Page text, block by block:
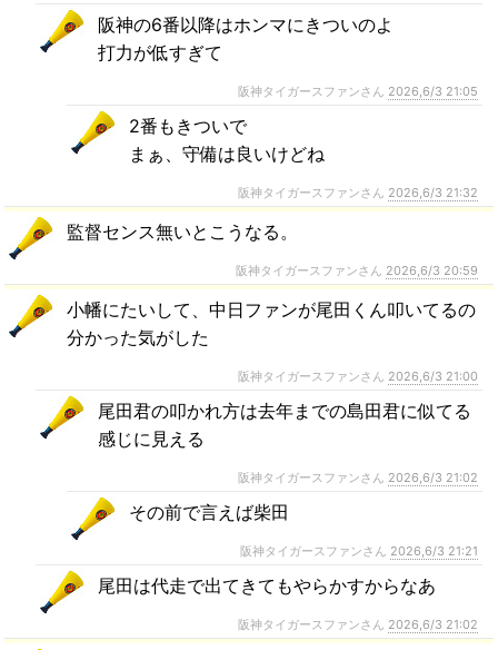
阪神の6番以降はホンマにきついのよ
打力が低すぎて
阪神タイガースファンさん 2026,6/3 21:05
2番もきついで
まぁ、守備は良いけどね
阪神タイガースファンさん 2026,6/3 21:32
監督センス無いとこうなる。
阪神タイガースファンさん 2026,6/3 20:59
小幡にたいして、中日ファンが尾田くん叩いてるの
分かった気がした
阪神タイガースファンさん 2026,6/3 21:00
尾田君の叩かれ方は去年までの島田君に似てる
感じに見える
阪神タイガースファンさん 2026,6/3 21:02
その前で言えば柴田
阪神タイガースファンさん 2026,6/3 21:21
尾田は代走で出てきてもやらかすからなあ
阪神タイガースファンさん 2026,6/3 21:02